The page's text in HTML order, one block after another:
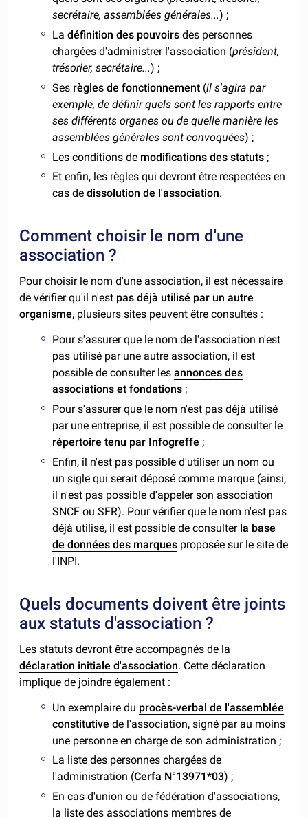
secrétaire, assemblées générales...) ;
Ladéfinition des pouvoirsdes personnes
chargées d'administrer l'association (président,
trésorier, secrétaire...) ;
Ses règles de fonctionnement (il s'agira par
exemple, de définir quels sont les rapports entre
ses différents organes ou de quelle manière les
assemblées générales sont convoquées) ;
Les conditions de modifications des statuts ;
Et enfin, les règles qui devront être respectées en
cas dedissolution de l'association.
Comment choisir le nom d'une
association ?
Pour choisir le nom d'une association, il est nécessaire
de vérifier qu'il n'est pas déjà utilisé par un autre
organisme, plusieurs sites peuvent être consultés :
Pour s'assurer que le nom de l'association n'est
pas utilisé par une autre association, il est
possible de consulter lesannonces des
associations et fondations ;
Pour s'assurer que le nom n'est pas déjà utilisé
par une entreprise, il est possible de consulter le
répertoire tenu par Infogreffe ;
Enfin, il n'est pas possible d'utiliser un nom ou
un sigle qui serait déposé comme marque (ainsi,
il n'est pas possible d'appeler son association
SNCF ou SFR). Pour vérifier que le nom n'est pas
déjà utilisé, il est possible de consulterla base
de données des marques proposée sur le site de
l'INPI.
Quels documents doivent être joints
aux statuts d'association ?
Les statuts devront être accompagnés de la
déclaration initiale d'association. Cette déclaration
implique de joindre également :
Un exemplaire du procès-verbal de l'assemblée
constitutive de l'association, signé par au moins
une personne en charge de son administration ;
La liste des personnes chargées de
l'administration (Cerfa N°13971*03) ;
En cas d'union ou de fédération d'associations,
la liste des associations membres de